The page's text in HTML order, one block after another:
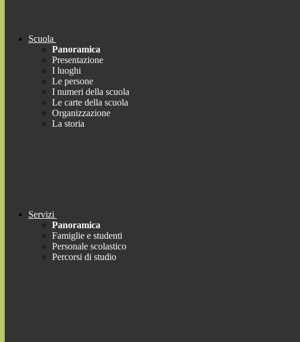
Scuola
Panoramica
Presentazione
I luoghi
Le persone
I numeri della scuola
Le carte della scuola
Organizzazione
La storia
Servizi
Panoramica
Famiglie e studenti
Personale scolastico
Percorsi di studio